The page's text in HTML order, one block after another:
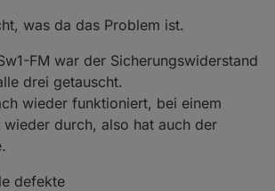
was da das Problem ist.
FM war der Sicherungswiderstand
drei getauscht.
wieder funktioniert, bei einem
durch, also hat auch der
defekte